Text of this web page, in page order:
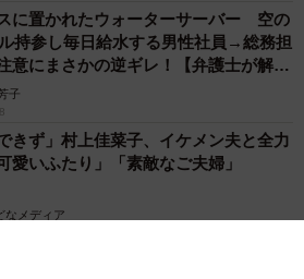
に置かれたウォーターサーバー 空の
持参し毎日給水する男性社員→総務担
意にまさかの逆ギレ！【弁護士が解
子
きず」村上佳菜子、イケメン夫と全力
愛いふたり」「素敵なご夫婦」
なメディア